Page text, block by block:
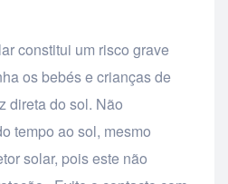
constitui um risco grave
os bebés e crianças de
direta do sol. Não
tempo ao sol, mesmo
solar, pois este não